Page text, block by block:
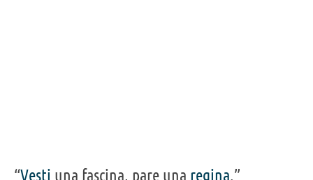
“Vesti una fascina, pare una regina.”